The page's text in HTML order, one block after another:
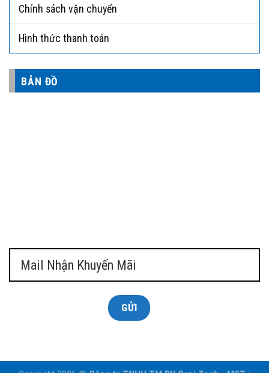
Chính sách vận chuyển
Hình thức thanh toán
BẢN ĐỒ